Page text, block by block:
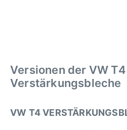
Versionen der VW T4
Verstärkungsbleche
VW T4